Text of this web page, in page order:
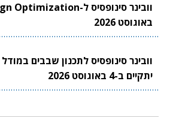
באוגוסט 2026
יתקיים ב-4 באוגוסט 2026